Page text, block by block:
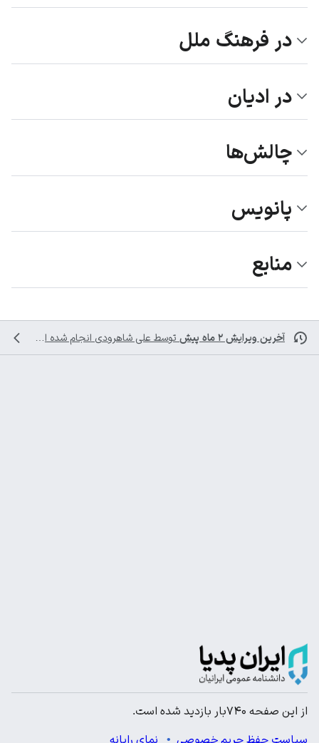
در فرهنگ ملل
در ادیان
چالش‌ها
پانویس
منابع
آخرین ویرایش ۲ ماه پیش توسط علی شاهرودی انجام شده است
از این صفحه ۷۴۰بار بازدید شده است.
سیاست حفظ حریم خصوصی نمای رایانه